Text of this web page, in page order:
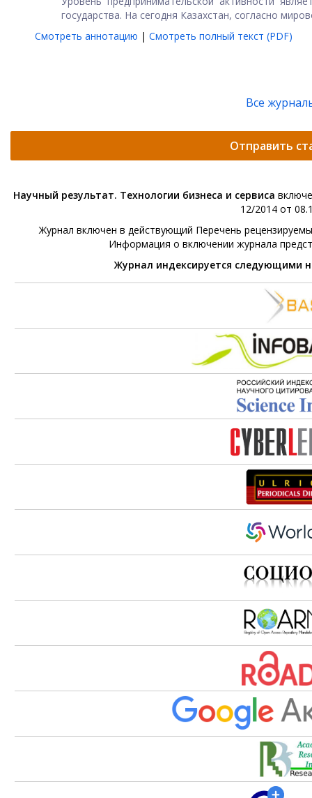
государства. На сегодня Казахстан, согласно
Смотреть аннотацию | Смотреть полный текст (PDF)
Все
Отправить
Научный результат. Технологии бизнеса и сервиса
12/2014 от
Журнал включен в действующий Перечень
Информация о включении журнала
Журнал индексируется следующими